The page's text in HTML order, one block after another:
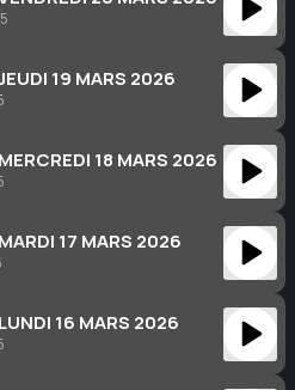
19 MARS 2026
18 MARS 2026
17 MARS 2026
16 MARS 2026